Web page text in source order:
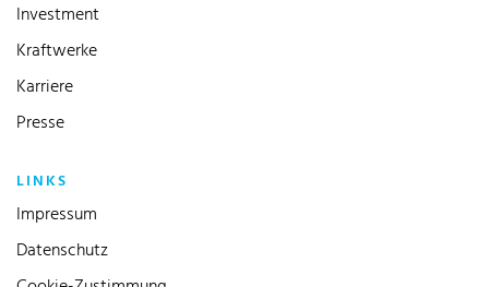
Investment
Kraftwerke
Karriere
Presse
LINKS
Impressum
Datenschutz